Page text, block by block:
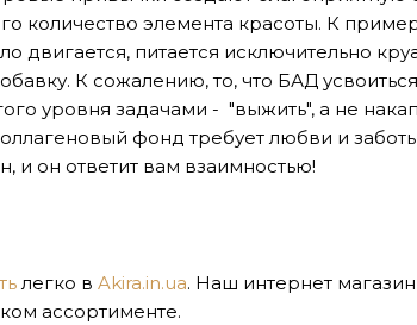
количество элемента красоты. К
двигается, питается исключительно
К сожалению, то, что БАД
уровня задачами - "выжить", а не
фонд требует любви и заботы
и он ответит вам взаимностью!
легко в Akira.in.ua. Наш интернет
ассортименте.